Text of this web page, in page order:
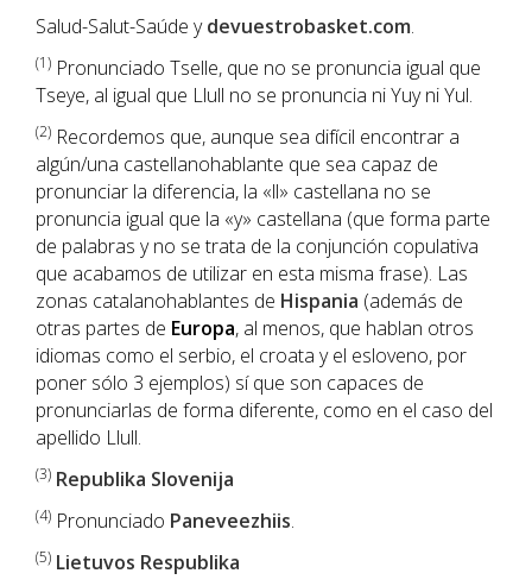
Salud-Salut-Saúde ydevuestrobasket.com.
(1) Pronunciado Tselle, que no se pronuncia igual que
Tseye, al igual que Llull no se pronuncia ni Yuy ni Yul.
(2) Recordemos que, aunque sea difícil encontrar a
algún/una castellanohablante que sea capaz de
pronunciar la diferencia, la «ll» castellana no se
pronuncia igual que la «y» castellana (que forma parte
de palabras y no se trata de la conjunción copulativa
que acabamos de utilizar en esta misma frase). Las
zonas catalanohablantes de Hispania (además de
otras partes de Europa, al menos, que hablan otros
idiomas como el serbio, el croata y el esloveno, por
poner sólo 3 ejemplos) sí que son capaces de
pronunciarlas de forma diferente, como en el caso del
apellido Llull.
(3) Republika Slovenija
(4) Pronunciado Paneveezhiis.
(5) Lietuvos Respublika